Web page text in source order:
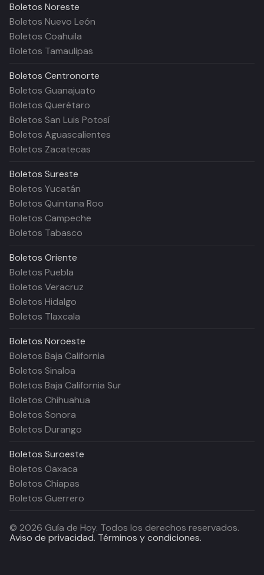
Boletos Noreste
Boletos Nuevo León
Boletos Coahuila
Boletos Tamaulipas
Boletos Centronorte
Boletos Guanajuato
Boletos Querétaro
Boletos San Luis Potosí
Boletos Aguascalientes
Boletos Zacatecas
Boletos Sureste
Boletos Yucatán
Boletos Quintana Roo
Boletos Campeche
Boletos Tabasco
Boletos Oriente
Boletos Puebla
Boletos Veracruz
Boletos Hidalgo
Boletos Tlaxcala
Boletos Noroeste
Boletos Baja California
Boletos Sinaloa
Boletos Baja California Sur
Boletos Chihuahua
Boletos Sonora
Boletos Durango
Boletos Suroeste
Boletos Oaxaca
Boletos Chiapas
Boletos Guerrero
© 2026 Guía de Hoy. Todos los derechos reservados.
Aviso de privacidad. Términos y condiciones.